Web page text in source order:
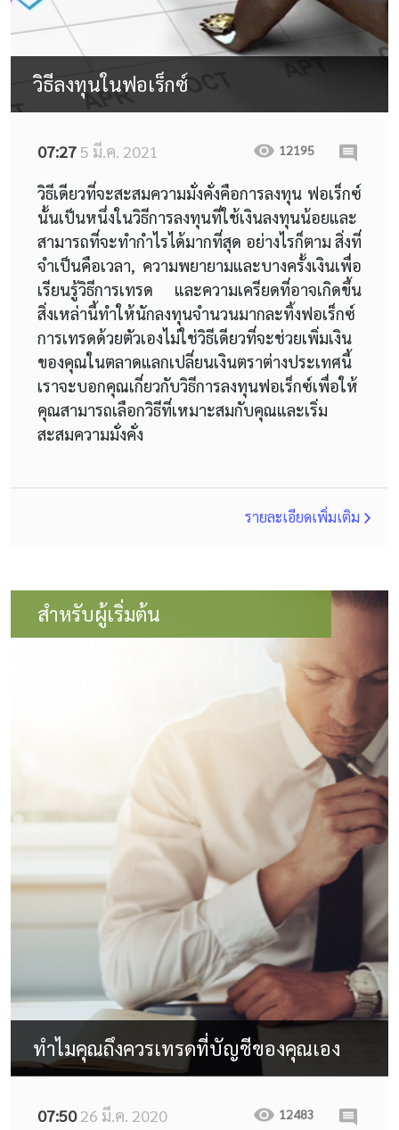
วิธีลงทุนในฟอเร็กซ์
07:27 5 มี.ค. 2021 12195
วิธีเดียวที่จะสะสมความมั่งคั่งคือการลงทุน ฟอเร็กซ์
นั้นเป็นหนึ่งในวิธีการลงทุนที่ใช้เงินลงทุนน้อยและ
สามารถที่จะทำกำไรได้มากที่สุด อย่างไรก็ตาม สิ่งที่
จำเป็นคือเวลา, ความพยายามและบางครั้งเงินเพื่อ
เรียนรู้วิธีการเทรด และความเครียดที่อาจเกิดขึ้น
สิ่งเหล่านี้ทำให้นักลงทุนจำนวนมากละทิ้งฟอเร็กซ์
การเทรดด้วยตัวเองไม่ใช่วิธีเดียวที่จะช่วยเพิ่มเงิน
ของคุณในตลาดแลกเปลี่ยนเงินตราต่างประเทศนี้
เราจะบอกคุณเกี่ยวกับวิธีการลงทุนฟอเร็กซ์เพื่อให้
คุณสามารถเลือกวิธีที่เหมาะสมกับคุณและเริ่ม
สะสมความมั่งคั่ง
รายละเอียดเพิ่มเติม
สำหรับผู้เริ่มต้น
ทำไมคุณถึงควรเทรดที่บัญชีของคุณเอง
07:5026 มี.ค. 2020 12483